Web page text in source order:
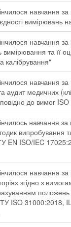
навчання за
вимірювань
навчання за
вимірювання та її
калібрування"
навчання за
аудит медичних
до вимог
навчання за
випробування
EN ISO/IEC
навчання за
згідно з
ISO 31000:2018,